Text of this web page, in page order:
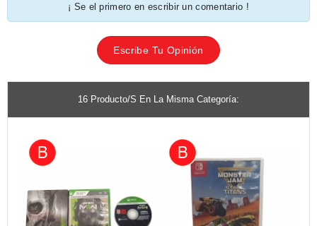
¡ Se el primero en escribir un comentario !
Escribe Tu Opinión
16 Producto/s En La Misma Categoría: